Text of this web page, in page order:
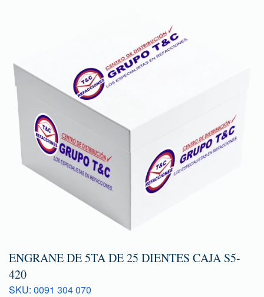
ENGRANE DE 5TA DE 25 DIENTES CAJA S5-
420
SKU: 0091 304 070